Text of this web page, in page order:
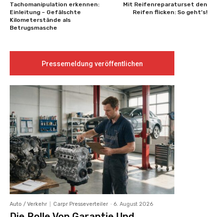
Tachomanipulation erkennen:
Einleitung – Gefälschte
Kilometerstände als
Betrugsmasche
Mit Reifenreparaturset den
Reifen flicken: So geht’s!
Pressemeldung veröffentlichen
Auto / Verkehr Carpr Presseverteiler - 6. August 2026